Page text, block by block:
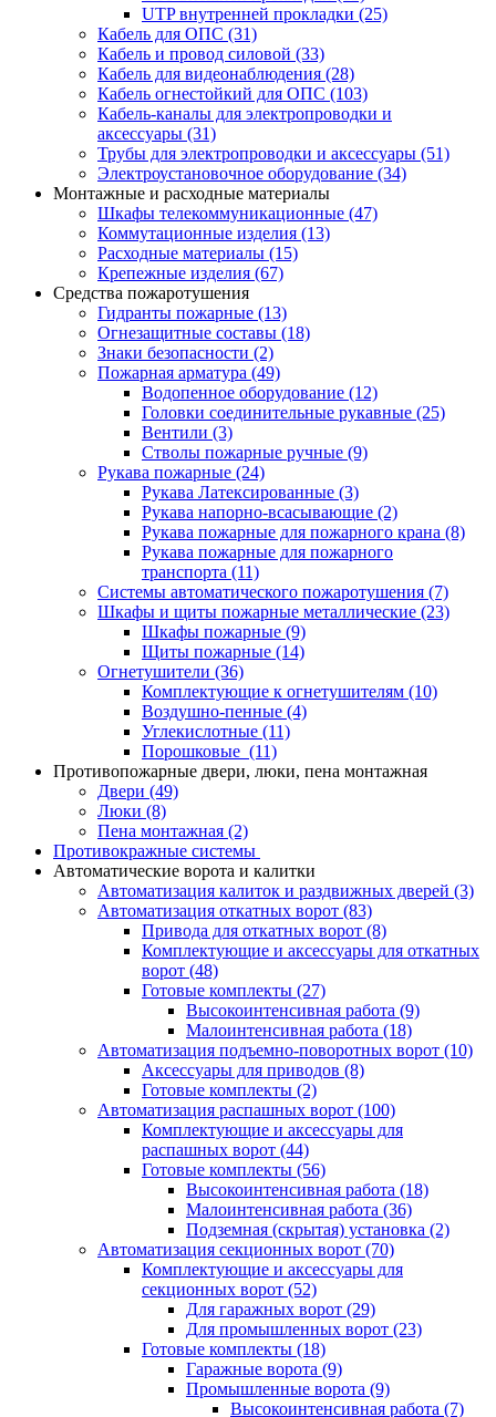
UTP внутренней прокладки (25)
Кабель для ОПС (31)
Кабель и провод силовой (33)
Кабель для видеонаблюдения (28)
Кабель огнестойкий для ОПС (103)
Кабель-каналы для электропроводки и
аксессуары (31)
Трубы для электропроводки и аксессуары (51)
Электроустановочное оборудование (34)
Монтажные и расходные материалы
Шкафы телекоммуникационные (47)
Коммутационные изделия (13)
Расходные материалы (15)
Крепежные изделия (67)
Средства пожаротушения
Гидранты пожарные (13)
Огнезащитные составы (18)
Знаки безопасности (2)
Пожарная арматура (49)
Водопенное оборудование (12)
Головки соединительные рукавные (25)
Вентили (3)
Стволы пожарные ручные (9)
Рукава пожарные (24)
Рукава Латексированные (3)
Рукава напорно-всасывающие (2)
Рукава пожарные для пожарного крана (8)
Рукава пожарные для пожарного
транспорта (11)
Системы автоматического пожаротушения (7)
Шкафы и щиты пожарные металлические (23)
Шкафы пожарные (9)
Щиты пожарные (14)
Огнетушители (36)
Комплектующие к огнетушителям (10)
Воздушно-пенные (4)
Углекислотные (11)
Порошковые (11)
Противопожарные двери, люки, пена монтажная
Двери (49)
Люки (8)
Пена монтажная (2)
Противокражные системы
Автоматические ворота и калитки
Автоматизация калиток и раздвижных дверей (3)
Автоматизация откатных ворот (83)
Привода для откатных ворот (8)
Комплектующие и аксессуары для откатных
ворот (48)
Готовые комплекты (27)
Высокоинтенсивная работа (9)
Малоинтенсивная работа (18)
Автоматизация подъемно-поворотных ворот (10)
Аксессуары для приводов (8)
Готовые комплекты (2)
Автоматизация распашных ворот (100)
Комплектующие и аксессуары для
распашных ворот (44)
Готовые комплекты (56)
Высокоинтенсивная работа (18)
Малоинтенсивная работа (36)
Подземная (скрытая) установка (2)
Автоматизация секционных ворот (70)
Комплектующие и аксессуары для
секционных ворот (52)
Для гаражных ворот (29)
Для промышленных ворот (23)
Готовые комплекты (18)
Гаражные ворота (9)
Промышленные ворота (9)
Высокоинтенсивная работа (7)